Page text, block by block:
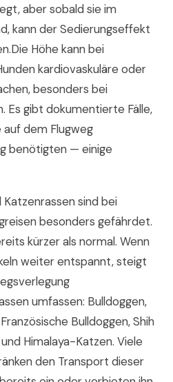
aber sobald sie im
kann der Sedierungseffekt
Höhe kann bei
kardiovaskuläre oder
besonders bei
Es gibt dokumentierte Fälle,
dem Flugweg
benötigten — einige
sind bei
besonders gefährdet.
kürzer als normal. Wenn
weiter entspannt, steigt
umfassen: Bulldoggen,
Bulldoggen, Shih
Himalaya-Katzen. Viele
den Transport dieser